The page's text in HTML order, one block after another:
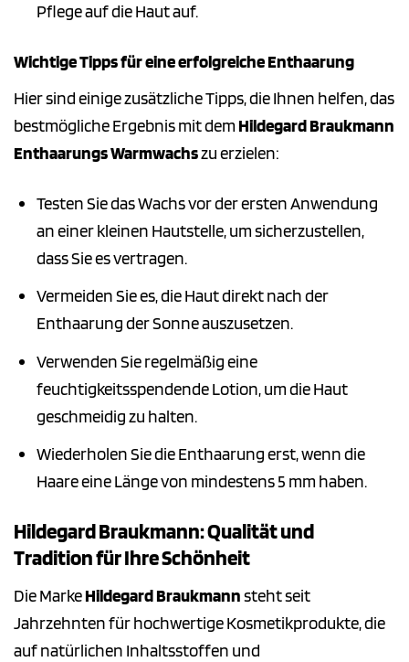
Pflege auf die Haut auf.
Wichtige Tipps für eine erfolgreiche Enthaarung
Hier sind einige zusätzliche Tipps, die Ihnen helfen, das
bestmögliche Ergebnis mit demHildegard Braukmann
Enthaarungs Warmwachszu erzielen:
Testen Sie das Wachs vor der ersten Anwendung
an einer kleinen Hautstelle, um sicherzustellen,
dass Sie es vertragen.
Vermeiden Sie es, die Haut direkt nach der
Enthaarung der Sonne auszusetzen.
Verwenden Sie regelmäßig eine
feuchtigkeitsspendende Lotion, um die Haut
geschmeidig zu halten.
Wiederholen Sie die Enthaarung erst, wenn die
Haare eine Länge von mindestens 5 mm haben.
Hildegard Braukmann: Qualität und
Tradition für Ihre Schönheit
Die MarkeHildegard Braukmannsteht seit
Jahrzehnten für hochwertige Kosmetikprodukte, die
auf natürlichen Inhaltsstoffen und